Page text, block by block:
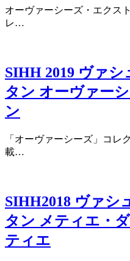
オーヴァーシーズ・エクス
レ…
SIHH 2019 ヴァ
タン オーヴァー
ン
「オーヴァーシーズ」コレ
載…
SIHH2018 ヴァシ
タン メティエ・
ティエ